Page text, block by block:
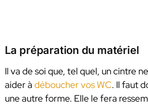
La préparation du matériel
Il va de soi que, tel quel, un cintre
aider à déboucher vos WC. Il faut
une autre forme. Elle le fera